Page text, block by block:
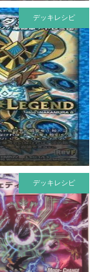
デッキレシピ
デッキレシピ